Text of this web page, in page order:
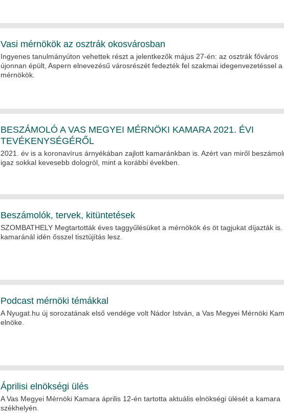
Vasi mérnökök az osztrák okosvárosban
Ingyenes tanulmányúton vehettek részt a jelentkezők május 27-én: az osztrák főváros
újonnan épült, Aspern elnevezésű városrészét fedezték fel szakmai idegenvezetéssel a
mérnökök.
BESZÁMOLÓ A VAS MEGYEI MÉRNÖKI KAMARA 2021. ÉVI
TEVÉKENYSÉGÉRŐL
2021. év is a koronavírus árnyékában zajlott kamaránkban is. Azért van miről
igaz sokkal kevesebb dologról, mint a korábbi években.
Beszámolók, tervek, kitüntetések
SZOMBATHELY Megtartották éves taggyűlésüket a mérnökök és öt tagjukat díjazták is.
kamaránál idén ősszel tisztújítás lesz.
Podcast mérnöki témákkal
A Nyugat.hu új sorozatának első vendége volt Nádor István, a Vas Megyei Mérnöki
elnöke.
Áprilisi elnökségi ülés
A Vas Megyei Mérnöki Kamara április 12-én tartotta aktuális elnökségi ülését a kamara
székhelyén.